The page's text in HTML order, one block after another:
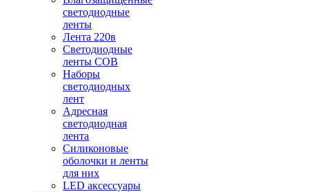
светодиодные
ленты
Лента 220в
Светодиодные
ленты COB
Наборы
светодиодных
лент
Адресная
светодиодная
лента
Силиконовые
оболочки и ленты
для них
LED аксессуары